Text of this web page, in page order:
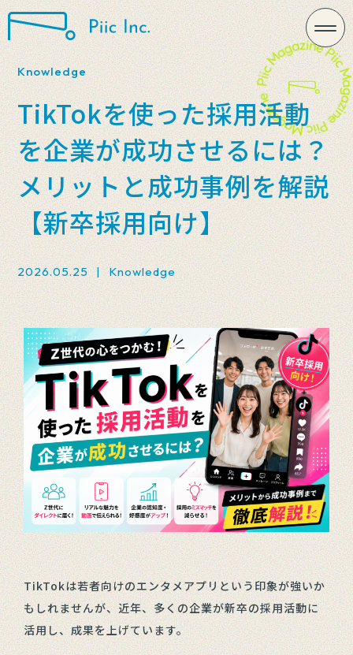
Knowledge
TikTokを使った採用活動
を企業が成功させるには？
メリットと成功事例を解説
【新卒採用向け】
2026.05.25 | Knowledge
TikTokは若者向けのエンタメアプリという印象が強いか
もしれませんが、近年、多くの企業が新卒の採用活動に
活用し、成果を上げています。